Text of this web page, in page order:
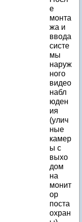
е
монта
жа и
ввода
систе
мы
наруж
ного
видео
набл
юден
ия
(улич
ные
камер
ы с
выхо
дом
на
монит
ор
поста
охран